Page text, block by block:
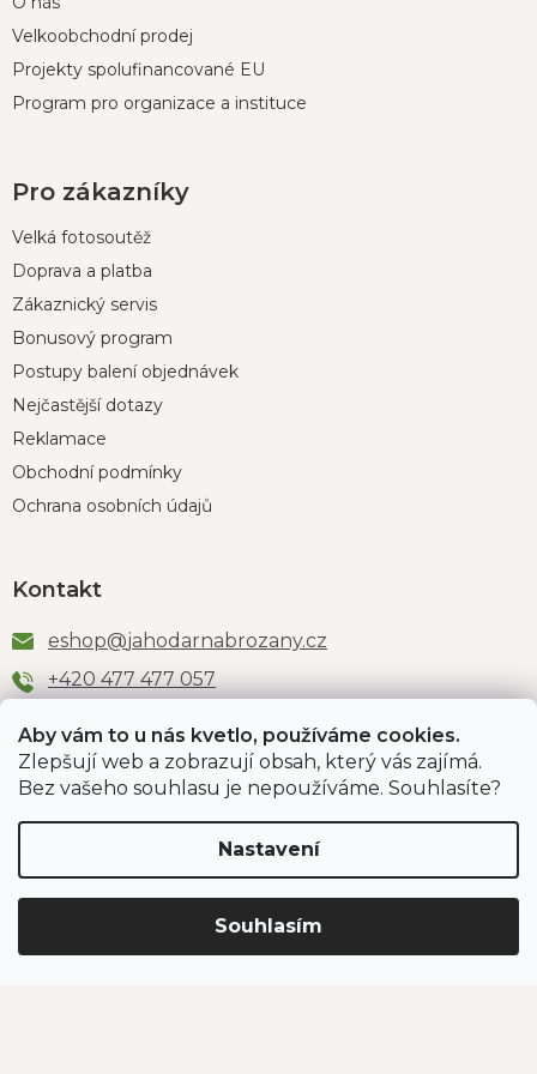
Aby vám to u nás kvetlo, používáme cookies.
Zlepšují web a zobrazují obsah, který vás zajímá.
Bez vašeho souhlasu je nepoužíváme. Souhlasíte?
Nastavení
Souhlasím
Velkoobchodní prodej
Projekty spolufinancované EU
Program pro organizace a instituce
Pro zákazníky
Velká fotosoutěž
Doprava a platba
Zákaznický servis
Bonusový program
Postupy balení objednávek
Nejčastější dotazy
Reklamace
Obchodní podmínky
Ochrana osobních údajů
Kontakt
eshop@jahodarnabrozany.cz
+420 477 477 057
Odběr newsletteru
PŘIHLÁSIT SE